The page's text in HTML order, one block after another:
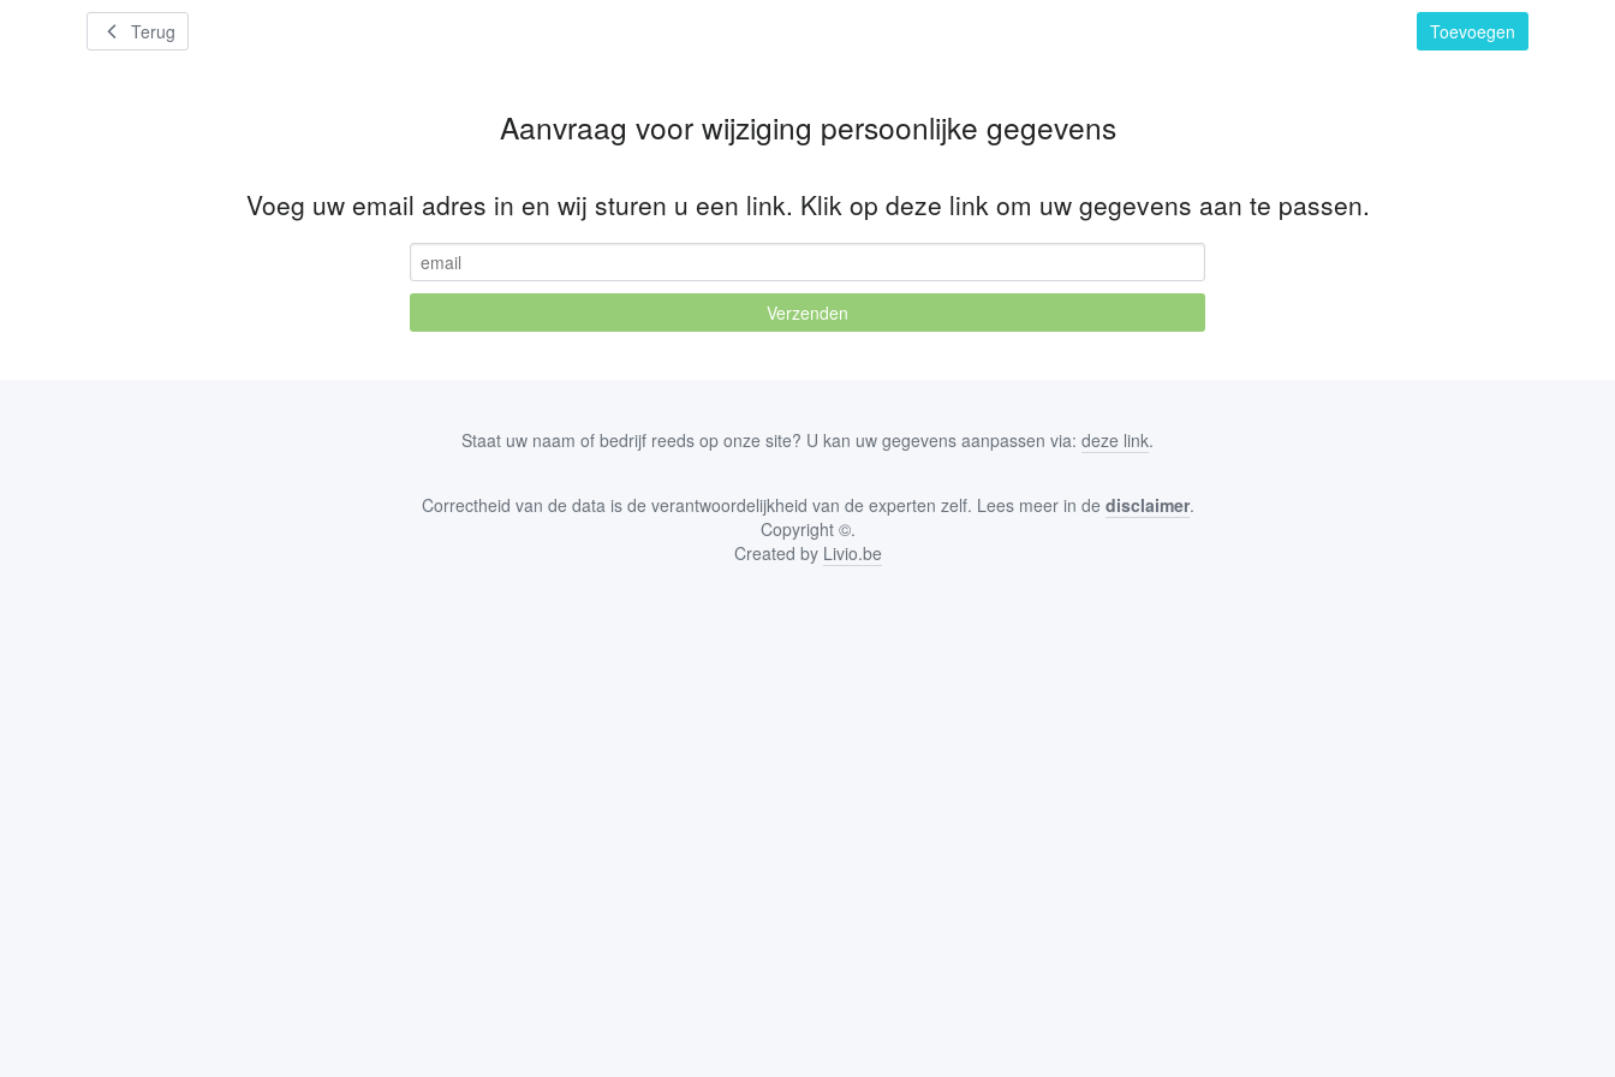
Terug Toevoegen
Aanvraag voor wijziging persoonlijke gegevens
Voeg uw email adres in en wij sturen u een link. Klik op deze link om uw gegevens aan te passen.
Verzenden
Staat uw naam of bedrijf reeds op onze site? U kan uw gegevens aanpassen via: deze link.
Correctheid van de data is de verantwoordelijkheid van de experten zelf. Lees meer in de disclaimer.
Copyright ©.
Created by Livio.be